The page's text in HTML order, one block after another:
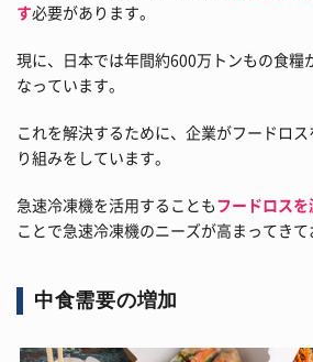
す必要があります。
現に、日本では年間約600万トンもの食糧
なっています。
これを解決するために、企業がフードロ
り組みをしています。
急速冷凍機を活用することもフードロス
ことで急速冷凍機のニーズが高まってきて
中食需要の増加